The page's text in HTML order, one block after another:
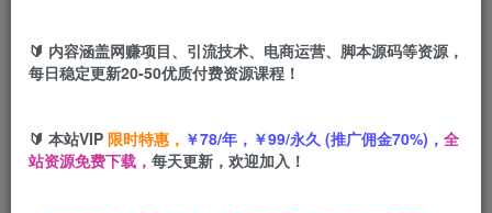
立即购买
AI智能体短视频带货，让更多带货创业者更简单更直接
🔰 内容涵盖网赚项目、引流技术、电商运营、脚本源码等资源，
每日稳定更新20-50优质付费资源课程！
🔰 本站VIP 限时特惠， ￥78/年，￥99/永久 (推广佣金70%)， 全
站资源免费下载， 每天更新，欢迎加入！